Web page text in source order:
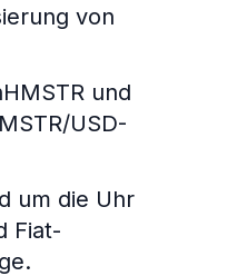
von
und
USD-
um die Uhr
Fiat-